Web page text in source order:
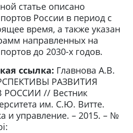
статье описано
России в период с
время, а также указан
направленных на
до 2030-х годов.
ссылка: Главнова А.В.
РАЗВИТИЯ
// Вестник
им. С.Ю. Витте.
и управление. – 2015. – №